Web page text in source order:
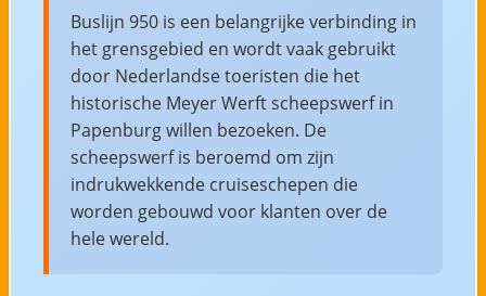
Buslijn 950 is een belangrijke verbinding in
het grensgebied en wordt vaak gebruikt
door Nederlandse toeristen die het
historische Meyer Werft scheepswerf in
Papenburg willen bezoeken. De
scheepswerf is beroemd om zijn
indrukwekkende cruiseschepen die
worden gebouwd voor klanten over de
hele wereld.